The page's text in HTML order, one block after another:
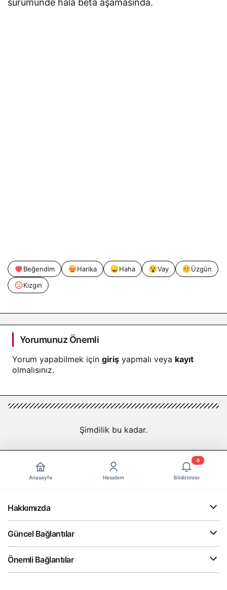
Beğendim Harika Haha Vay
Üzgün
Kızgın
Yorumunuz Önemli
Yorum yapabilmek için giriş yapmalı veya kayıt
olmalısınız.
Şimdilik bu kadar.
Anasayfa Hesabım Bildirimler
0
Hakkımızda
Güncel Bağlantılar
Önemli Bağlantılar